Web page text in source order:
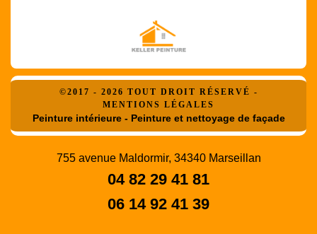
©2017 - 2026 TOUT DROIT RÉSERVÉ -
MENTIONS LÉGALES
Peinture intérieure - Peinture et nettoyage de façade
755 avenue Maldormir, 34340 Marseillan
04 82 29 41 81
06 14 92 41 39